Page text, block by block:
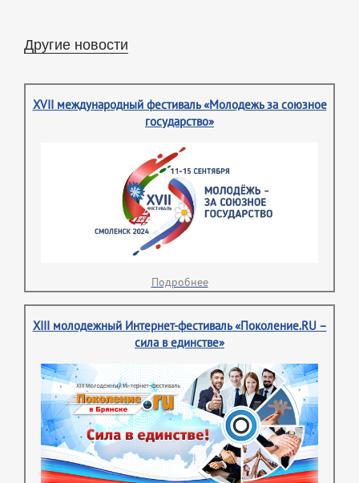
Другие новости
XVII международный фестиваль «Молодежь за союзное
государство»
Подробнее
XIII молодежный Интернет-фестиваль «Поколение.RU –
сила в единстве»